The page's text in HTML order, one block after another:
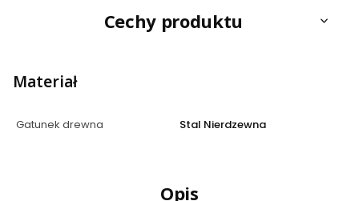
Cechy produktu
Materiał
Gatunek drewna Stal Nierdzewna
Opis